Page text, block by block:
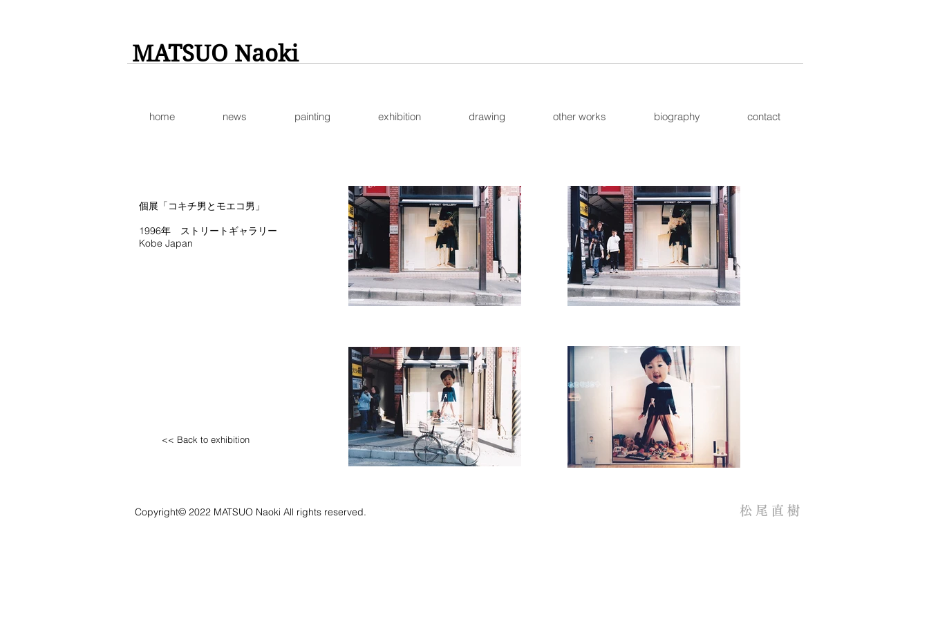
MATSUO Naoki
home news painting exhibition drawing other works biography contact
個展「コキチ男とモエコ男」
1996年 ストリートギャラリー
Kobe Japan
<< Back to exhibition
Copyright© 2022 MATSUO Naoki All rights reserved. 松 尾 直 樹